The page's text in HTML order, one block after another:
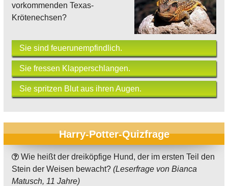
vorkommenden Texas-
Krötenechsen?
Sie sind feuerunempfindlich.
Sie fressen Klapperschlangen.
Sie spritzen Blut aus ihren Augen.
Harry-Potter-Quizfrage
Wie heißt der dreiköpfige Hund, der im ersten Teil den
Stein der Weisen bewacht? (Leserfrage von Bianca
Matusch, 11 Jahre)